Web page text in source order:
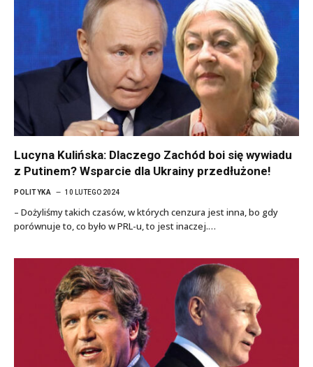
Lucyna Kulińska: Dlaczego Zachód boi się wywiadu
z Putinem? Wsparcie dla Ukrainy przedłużone!
POLITYKA 10 LUTEGO 2024
– Dożyliśmy takich czasów, w których cenzura jest inna, bo gdy
porównuje to, co było w PRL-u, to jest inaczej.…